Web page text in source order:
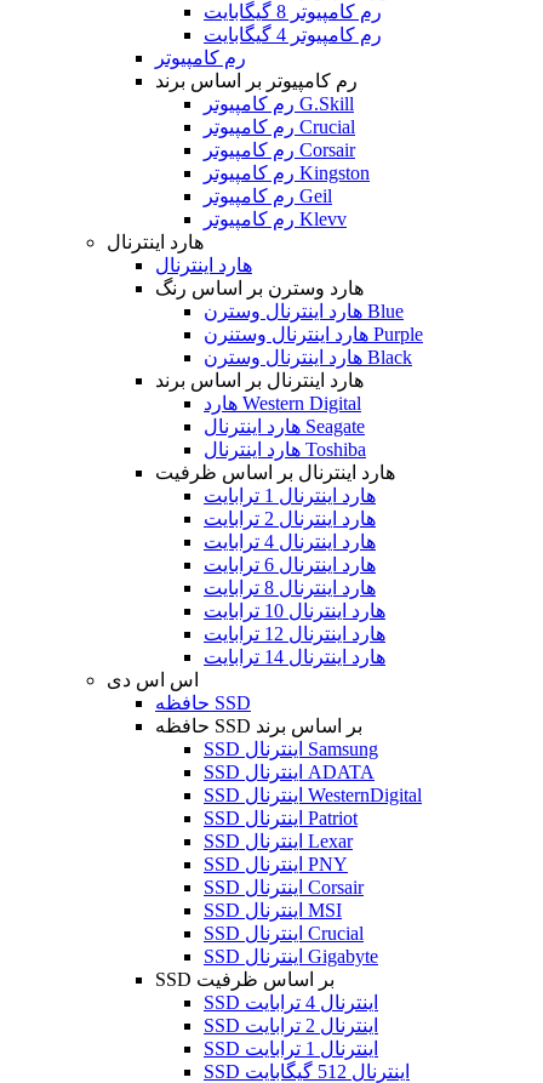
رم کامپیوتر 8 گیگابایت
رم کامپیوتر 4 گیگابایت
رم کامپیوتر
رم کامپیوتر بر اساس برند
رم کامپیوتر G.Skill
رم کامپیوتر Crucial
رم کامپیوتر Corsair
رم کامپیوتر Kingston
رم کامپیوتر Geil
رم کامپیوتر Klevv
هارد اینترنال
هارد اینترنال
هارد وسترن بر اساس رنگ
هارد اینترنال وسترن Blue
هارد اینترنال وستنرن Purple
هارد اینترنال وسترن Black
هارد اینترنال بر اساس برند
هارد Western Digital
هارد اینترنال Seagate
هارد اینترنال Toshiba
هارد اینترنال بر اساس ظرفیت
هارد اینترنال 1 ترابایت
هارد اینترنال 2 ترابایت
هارد اینترنال 4 ترابایت
هارد اینترنال 6 ترابایت
هارد اینترنال 8 ترابایت
هارد اینترنال 10 ترابایت
هارد اینترنال 12 ترابایت
هارد اینترنال 14 ترابایت
اس اس دی
حافظه SSD
حافظه SSD بر اساس برند
SSD اینترنال Samsung
SSD اینترنال ADATA
SSD اینترنال WesternDigital
SSD اینترنال Patriot
SSD اینترنال Lexar
SSD اینترنال PNY
SSD اینترنال Corsair
SSD اینترنال MSI
SSD اینترنال Crucial
SSD اینترنال Gigabyte
SSD بر اساس ظرفیت
SSD اینترنال 4 ترابایت
SSD اینترنال 2 ترابایت
SSD اینترنال 1 ترابایت
SSD اینترنال 512 گیگابایت